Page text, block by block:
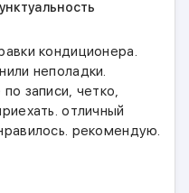
кондиционера.
неполадки.
записи, четко,
отличный
рекомендую.